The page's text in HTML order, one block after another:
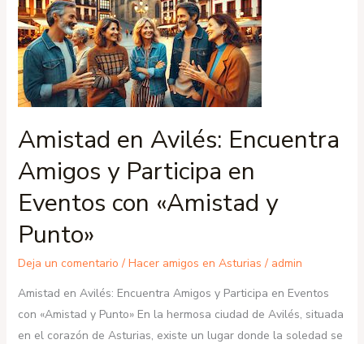
Amistad en Avilés: Encuentra
Amigos y Participa en
Eventos con «Amistad y
Punto»
Deja un comentario / Hacer amigos en Asturias / admin
Amistad en Avilés: Encuentra Amigos y Participa en Eventos
con «Amistad y Punto» En la hermosa ciudad de Avilés, situada
en el corazón de Asturias, existe un lugar donde la soledad se